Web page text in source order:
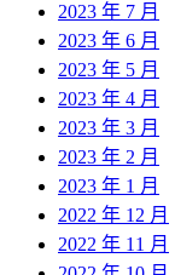
2023 年 7 月
2023 年 6 月
2023 年 5 月
2023 年 4 月
2023 年 3 月
2023 年 2 月
2023 年 1 月
2022 年 12 月
2022 年 11 月